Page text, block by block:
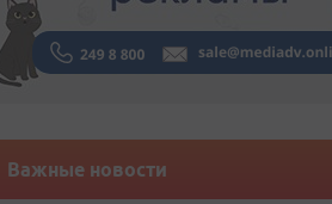
Важные новости